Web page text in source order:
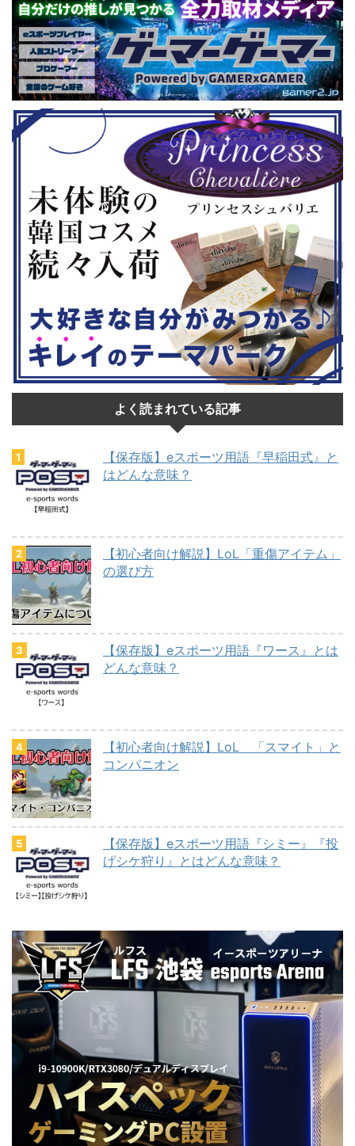
。（類似し
ゲーム、長
ム） 注目
セット』
ホラーゲー
『鉄拳8
も見られるとのことなので、家族で楽
しめるイベントになっているようで
す。 ちなみに、ゲストのプロレスラ
ーである蝶野正洋さんは今年60歳に
なるそうです。トークセッションに登
場しますよ。 この記事のポイント ・
大会参加者は60歳以上 ・3地区で予
選あり。予選は8月24日、25日と9月
22日。本戦は9月22日（事前エ ...
や編成や育
クなどが話
売されたば
要チェック
ル」に『ユ
登場！『龍
は、
ンドーeショ
...
よく読まれている記事
【保存版】eスポーツ用語『早稲田式』と
はどんな意味？
【初心者向け解説】LoL「重傷アイテム」
の選び方
【保存版】eスポーツ用語『ワース』とは
どんな意味？
【初心者向け解説】LoL 「スマイト」と
コンパニオン
【保存版】eスポーツ用語『シミー』『投
げシケ狩り』とはどんな意味？